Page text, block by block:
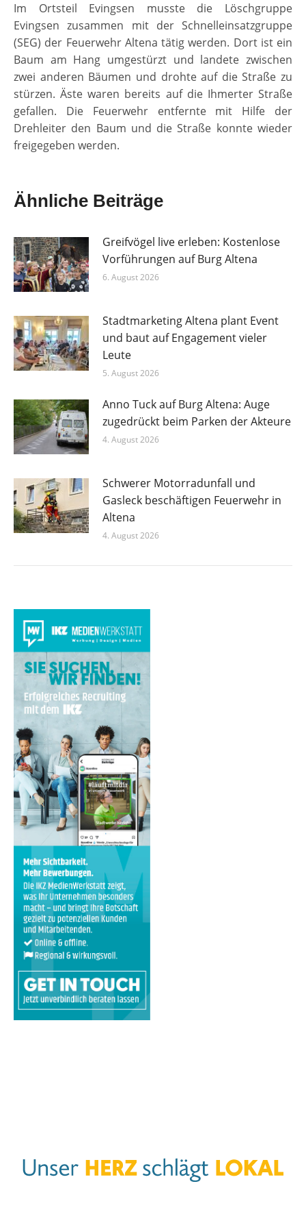
Im Ortsteil Evingsen musste die Löschgruppe
Evingsen zusammen mit der Schnelleinsatzgruppe
(SEG) der Feuerwehr Altena tätig werden. Dort ist ein
Baum am Hang umgestürzt und landete zwischen
zwei anderen Bäumen und drohte auf die Straße zu
stürzen. Äste waren bereits auf die Ihmerter Straße
gefallen. Die Feuerwehr entfernte mit Hilfe der
Drehleiter den Baum und die Straße konnte wieder
freigegeben werden.
Ähnliche Beiträge
Greifvögel live erleben: Kostenlose
Vorführungen auf Burg Altena
6. August 2026
Stadtmarketing Altena plant Event
und baut auf Engagement vieler
Leute
5. August 2026
Anno Tuck auf Burg Altena: Auge
zugedrückt beim Parken der Akteure
4. August 2026
Schwerer Motorradunfall und
Gasleck beschäftigen Feuerwehr in
Altena
4. August 2026